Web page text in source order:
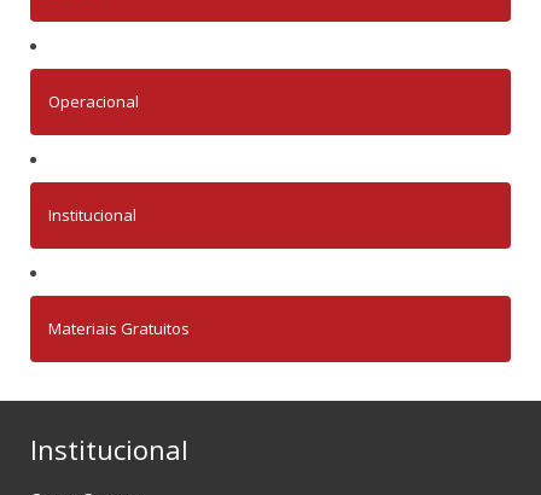
Operacional
Institucional
Materiais Gratuitos
Institucional